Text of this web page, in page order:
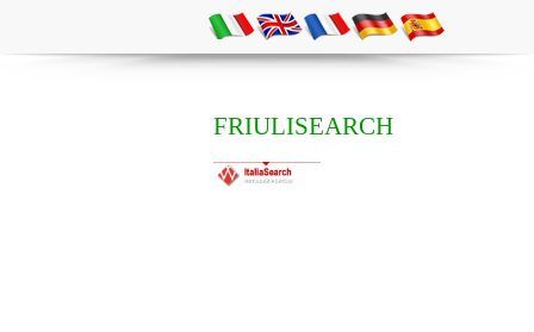
FRIULISEARCH